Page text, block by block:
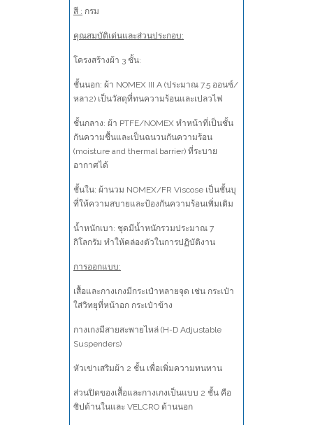
สี : กรม
คุณสมบัติเด่นและส่วนประกอบ:
โครงสร้างผ้า 3 ชั้น:
ชั้นนอก: ผ้า NOMEX III A (ประมาณ 7.5 ออนซ์/
หลา2) เป็นวัสดุที่ทนความร้อนและเปลวไฟ
ชั้นกลาง: ผ้า PTFE/NOMEX ทำหน้าที่เป็นชั้น
กันความชื้นและเป็นฉนวนกันความร้อน
(moisture and thermal barrier) ที่ระบาย
อากาศได้
ชั้นใน: ผ้านวม NOMEX/FR Viscose เป็นชั้นบุ
ที่ให้ความสบายและป้องกันความร้อนเพิ่มเติม
น้ำหนักเบา: ชุดมีน้ำหนักรวมประมาณ 7
กิโลกรัม ทำให้คล่องตัวในการปฏิบัติงาน
การออกแบบ:
เสื้อและกางเกงมีกระเป๋าหลายจุด เช่น กระเป๋า
ใส่วิทยุที่หน้าอก กระเป๋าข้าง
กางเกงมีสายสะพายไหล่ (H-D Adjustable
Suspenders)
หัวเข่าเสริมผ้า 2 ชั้น เพื่อเพิ่มความทนทาน
ส่วนปิดของเสื้อและกางเกงเป็นแบบ 2 ชั้น คือ
ซิปด้านในและ VELCRO ด้านนอก